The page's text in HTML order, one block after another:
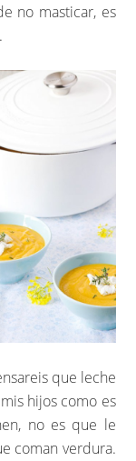
no masticar, es
que leche
hijos como es
no es que le
coman verdura.